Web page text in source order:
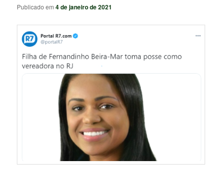
Publicado em4 de janeiro de 2021